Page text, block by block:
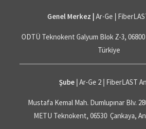
Genel Merkez | Ar-Ge |
ODTÜ Teknokent Galyum Blok Z-3,
Türkiye
Şube| Ar-Ge 2 | FiberLAST
Mustafa Kemal Mah. Dumlupınar Blv.
METU Teknokent, 06530 Çankaya,